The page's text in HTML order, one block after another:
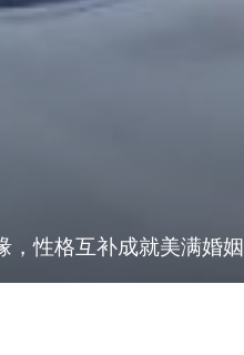
，性格互补成就美满婚姻